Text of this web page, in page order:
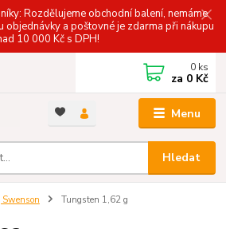
Rozdělujeme obchodní balení, nemáme
objednávky a poštovné je zdarma při nákupu
10 000 Kč s DPH!
Menu
Hledat
0 ks
za 0 Kč
Swenson Tungsten 1,62 g